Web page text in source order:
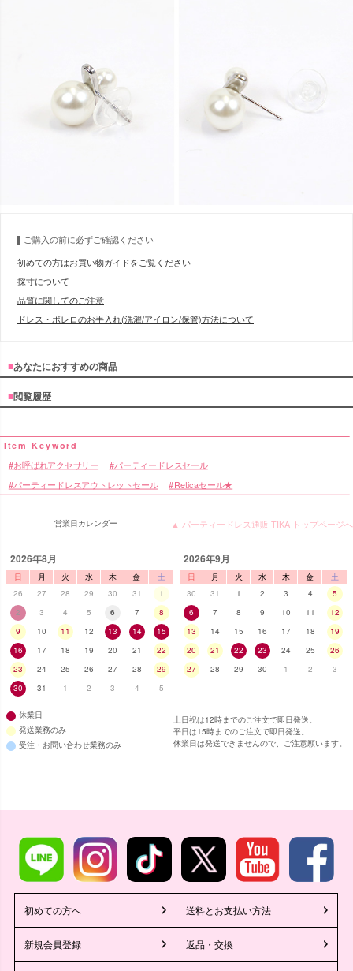
ご購入の前に必ずご確認ください
初めての方はお買い物ガイドをご覧ください
採寸について
品質に関してのご注意
ドレス・ボレロのお手入れ(洗濯/アイロン/保管)方法について
■あなたにおすすめの商品
■閲覧履歴
お呼ばれアクセサリー パーティードレスセール
パーティードレスアウトレットセール Reticaセール★
▲ パーティードレス通販 TIKA トップページへ
営業日カレンダー
2026年8月
日 月 火 水 木 金
土
26
27 28 29 30 31
1
2
3 4 5 6 7
8
9
10 11 12 13 14
15
16
17 18 19 20 21
22
23
24 25 26 27 28
29
30
31 1 2 3 4 5
2026年9月
日 月 火 水 木 金
土
30
31 1 2 3 4
5
6
7 8 9 10 11
12
13
14 15 16 17 18
19
20
21 22 23 24 25
26
27
28 29 30 1 2 3
休業日
発送業務のみ
受注・お問い合わせ業務のみ
土日祝は12時までのご注文で即日発送。
平日は15時までのご注文で即日発送。
休業日は発送できませんので、ご注意願います。
初めての方へ 送料とお支払い方法
新規会員登録 返品・交換